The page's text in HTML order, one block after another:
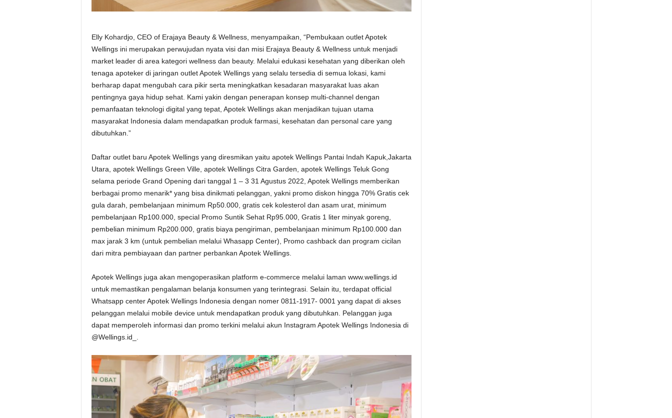
Elly Kohardjo, CEO of Erajaya Beauty & Wellness, menyampaikan, “Pembukaan outlet Apotek
Wellings ini merupakan perwujudan nyata visi dan misi Erajaya Beauty & Wellness untuk menjadi
market leader di area kategori wellness dan beauty. Melalui edukasi kesehatan yang diberikan oleh
tenaga apoteker di jaringan outlet Apotek Wellings yang selalu tersedia di semua lokasi, kami
berharap dapat mengubah cara pikir serta meningkatkan kesadaran masyarakat luas akan
pentingnya gaya hidup sehat. Kami yakin dengan penerapan konsep multi-channel dengan
pemanfaatan teknologi digital yang tepat, Apotek Wellings akan menjadikan tujuan utama
masyarakat Indonesia dalam mendapatkan produk farmasi, kesehatan dan personal care yang
dibutuhkan.”
Daftar outlet baru Apotek Wellings yang diresmikan yaitu apotek Wellings Pantai Indah Kapuk,Jakarta
Utara, apotek Wellings Green Ville, apotek Wellings Citra Garden, apotek Wellings Teluk Gong
selama periode Grand Opening dari tanggal 1 – 3 31 Agustus 2022, Apotek Wellings memberikan
berbagai promo menarik* yang bisa dinikmati pelanggan, yakni promo diskon hingga 70% Gratis cek
gula darah, pembelanjaan minimum Rp50.000, gratis cek kolesterol dan asam urat, minimum
pembelanjaan Rp100.000, special Promo Suntik Sehat Rp95.000, Gratis 1 liter minyak goreng,
pembelian minimum Rp200.000, gratis biaya pengiriman, pembelanjaan minimum Rp100.000 dan
max jarak 3 km (untuk pembelian melalui Whasapp Center), Promo cashback dan program cicilan
dari mitra pembiayaan dan partner perbankan Apotek Wellings.
Apotek Wellings juga akan mengoperasikan platform e-commerce melalui laman www.wellings.id
untuk memastikan pengalaman belanja konsumen yang terintegrasi. Selain itu, terdapat official
Whatsapp center Apotek Wellings Indonesia dengan nomer 0811-1917- 0001 yang dapat di akses
pelanggan melalui mobile device untuk mendapatkan produk yang dibutuhkan. Pelanggan juga
dapat memperoleh informasi dan promo terkini melalui akun Instagram Apotek Wellings Indonesia di
@Wellings.id_.